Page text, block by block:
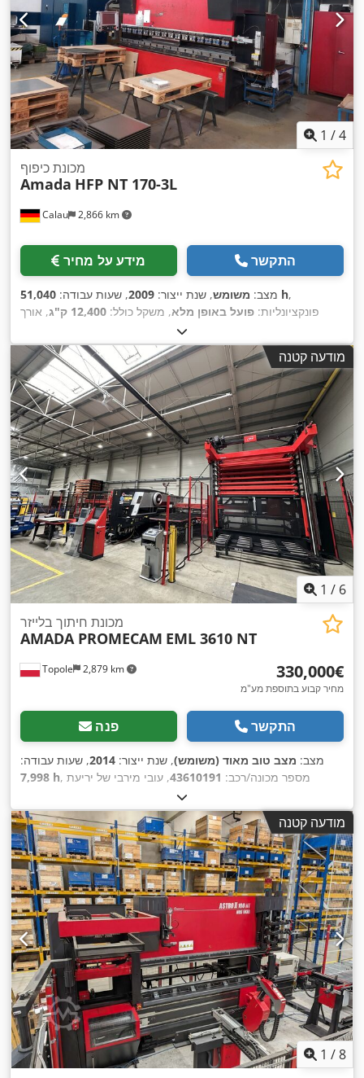
1 /4
Calau 2,866 km
מכונת כיפוף
Amada HFP NT 170-3L
מידע על מחיר התקשר
מצב: משומש, שנת ייצור: 2009, שעות עבודה: 51,040 h,
פונקציונליות: פועל באופן מלא, משקל כולל: 12,400 ק"ג
, אורך
3,150 מ"מ
אורך מהלך:350 מ"מ , סוג זרם כניסה:תלת פאזי, כוח לחץ: 170 t,
מתח כניסה:400 V מודעה קטנה
1 / 6
Topole 2,879 km
מכונת חיתוך בלייזר
AMADA PROMECAM EML 3610 NT
‏330,000 ‏€
מחיר קבוע בתוספת מע"מ
פנה התקשר
מצב: מצב טוב מאוד (משומש), שנת ייצור: 2014, שעות עבודה:
7,998 h
, מספר מכונה/רכב: 43610191, עובי מירבי של יריעת
מודעה קטנה
1 /8